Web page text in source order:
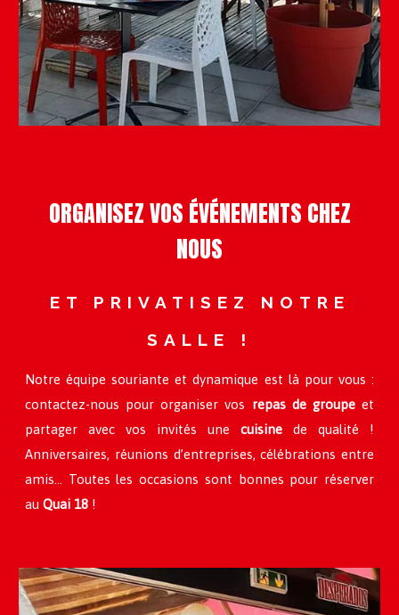
ORGANISEZ VOS ÉVÉNEMENTS CHEZ
NOUS
ET PRIVATISEZ NOTRE
SALLE !
Notre équipe souriante et dynamique est là pour vous :
contactez-nous pour organiser vos repas de groupe et
partager avec vos invités unecuisine de qualité !
Anniversaires, réunions d’entreprises, célébrations entre
amis… Toutes les occasions sont bonnes pour réserver
au Quai 18!